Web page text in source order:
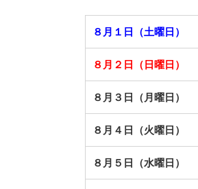
８月１日（土曜日）
８月２日（日曜日）
８月３日（月曜日）
８月４日（火曜日）
８月５日（水曜日）